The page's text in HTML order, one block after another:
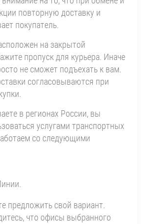
повторную доставку и
покупатель.
на закрытой
пропуск для курьера. Иначе
не сможет подъехать к вам.
согласовываются при
в регионах России, вы
услугами транспортных
со следующими
предложить свой вариант.
что офисы выбранного